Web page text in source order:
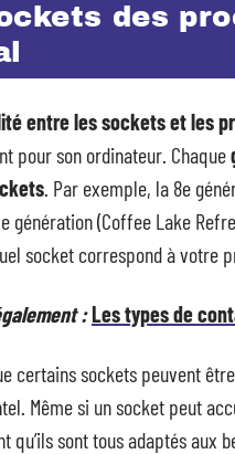
des
entre les sockets et les
pour son ordinateur. Chaque
. Par exemple, la 8e
génération (Coffee Lake
socket correspond à votre
:Les types de
certains sockets peuvent
Même si un socket peut
qu’ils sont tous adaptés aux